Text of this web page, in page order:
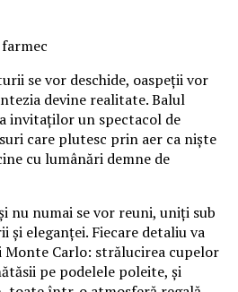
se vor deschide, oaspeții vor
devine realitate. Balul
invitaților un spectacol de
care plutesc prin aer ca niște
cu lumânări demne de
nu numai se vor reuni, uniți sub
și eleganței. Fiecare detaliu va
Carlo: strălucirea cupelor
pe podelele poleite, și